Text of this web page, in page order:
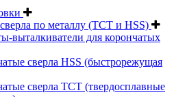
по металлу (TCT и HSS)
выталкиватели для корончатых
сверла HSS (быстрорежущая
сверла TCT (твердосплавные